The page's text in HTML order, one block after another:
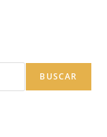
BUSCAR